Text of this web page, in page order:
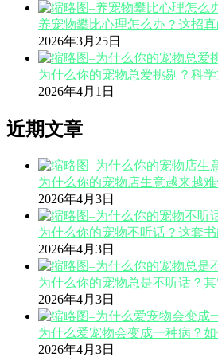
养宠物攀比心理怎么办？这招真
2026年3月25日
为什么你的宠物总爱挑剔？科
2026年4月1日
近期文章
为什么你的宠物店生意越来越
2026年4月3日
为什么你的宠物不听话？这套
2026年4月3日
为什么你的宠物总是不听话？
2026年4月3日
为什么爱宠物会变成一种病？
2026年4月3日